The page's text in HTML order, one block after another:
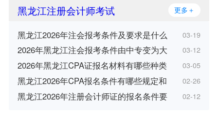
黑龙江注册会计师考试 更多＋
黑龙江2026年注会报考条件及要求是什么 03-19
2026年黑龙江注会报考条件由中专变为大 03-12
2026年黑龙江CPA证报名材料有哪些种类 03-05
黑龙江2026年CPA报名条件有哪些规定和 02-26
黑龙江2026年注册会计师证的报名条件要 02-12